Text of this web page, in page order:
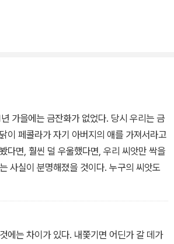
가을에는 금잔화가 없었다. 당시 우리는 금
이 페콜라가 자기 아버지의 애를 가져서라고
다면, 훨씬 덜 우울했다면, 우리 씨앗만 싹을
사실이 분명해졌을 것이다. 누구의 씨앗도
에는 차이가 있다. 내쫓기면 어딘가 갈 데가